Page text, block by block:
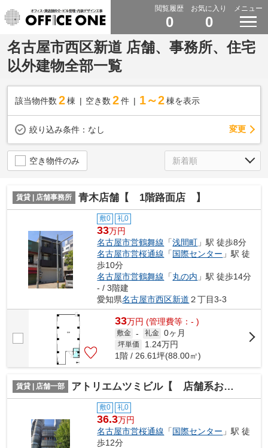
閲覧履歴
0
お気に入り
0
メニュー
名古屋市西区新道 店舗、事務所、住宅
以外建物全部一覧
該当物件数 2棟 空き数 2 件 1～2 棟を表示
絞り込み条件： なし 変更
空き物件のみ
賃貸 | 店舗事務所 青木店舗【 1階路面店 】
敷0 礼0
33万円
名古屋市営鶴舞線 「浅間町 」駅 徒歩8分
名古屋市営桜通線 「国際センター 」駅 徒
歩10分
名古屋市営鶴舞線 「丸の内 」駅 徒歩14分
- / 3階建
愛知県名古屋市西区新道 ２丁目3-3
33万円 (管理費等：- )
敷金 - 礼金 0ヶ月
坪単価 1.24万円
1階 / 26.61坪(88.00㎡)
賃貸 | 店舗一部 アトリエムツミビル【 店舗系おすすめ 】
敷0 礼0
36.3万円
名古屋市営桜通線 「国際センター 」駅 徒
歩12分